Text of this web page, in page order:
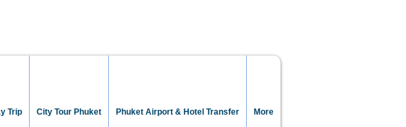
Trip City Tour Phuket Phuket Airport & Hotel Transfer More